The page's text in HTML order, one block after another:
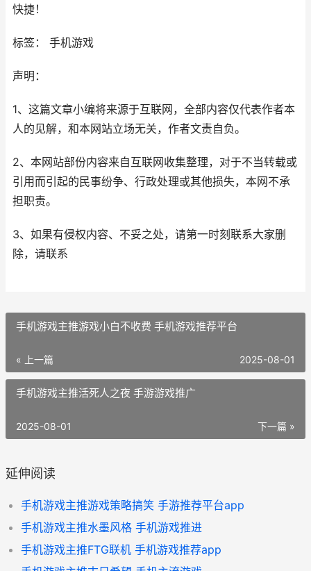
快捷！
标签： 手机游戏
声明：
1、这篇文章小编将来源于互联网，全部内容仅代表作者本
人的见解，和本网站立场无关，作者文责自负。
2、本网站部份内容来自互联网收集整理，对于不当转载或
引用而引起的民事纷争、行政处理或其他损失，本网不承
担职责。
3、如果有侵权内容、不妥之处，请第一时刻联系大家删
除，请联系
手机游戏主推游戏小白不收费 手机游戏推荐平台
« 上一篇 2025-08-01
手机游戏主推活死人之夜 手游游戏推广
下一篇 »
2025-08-01
延伸阅读
手机游戏主推游戏策略搞笑 手游推荐平台app
手机游戏主推水墨风格 手机游戏推进
手机游戏主推FTG联机 手机游戏推荐app